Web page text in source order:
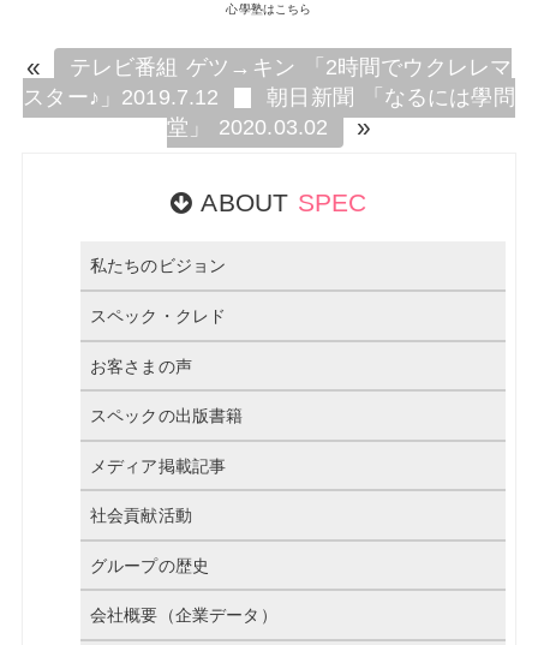
心學塾はこちら
«
テレビ番組 ゲツ→キン 「2時間でウクレレマ
スター♪」2019.7.12
朝日新聞 「なるには學問
堂」 2020.03.02
»
ABOUT SPEC
私たちのビジョン
スペック・クレド
お客さまの声
スペックの出版書籍
メディア掲載記事
社会貢献活動
グループの歴史
会社概要（企業データ）